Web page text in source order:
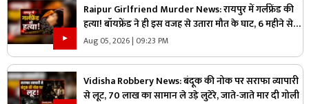
Raipur Girlfriend Murder News: रायपुर में गर्लफ्रेंड की
हत्या! बॉयफ्रेंड ने ही इस वजह से उतारा मौत के घाट, 6 महीने से
रह रहे थे लिव इन में
Aug 05, 2026 | 09:23 PM
Vidisha Robbery News: बंदूक की नोक पर सराफा व्यापारी
से लूट, 70 लाख का सामान ले उड़े लुटेरे, जाते-जाते मार दी गोली